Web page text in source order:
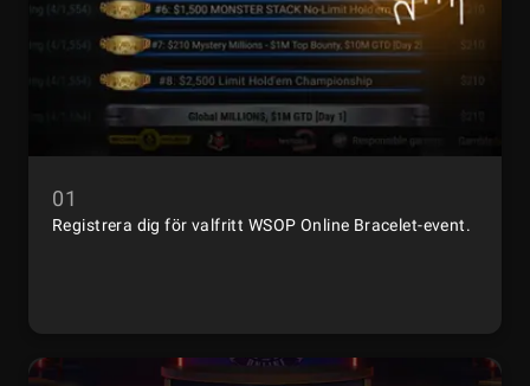
01
Registrera dig för valfritt WSOP Online Bracelet-event.